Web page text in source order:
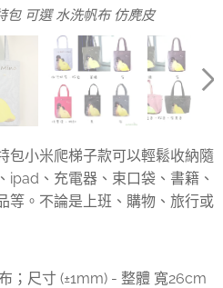
包 可選 水洗帆布 仿麂皮
家直袋托特包
軍綠、粉藍、灰; 仿麂皮 - 黑、桃
粉紅、粉藍
托特袋規格
包小米爬梯子款可以輕鬆收納隨
ipad、充電器、束口袋、書籍、
等。不論是上班、購物、旅行或
；尺寸 (±1mm) - 整體 寬26cm